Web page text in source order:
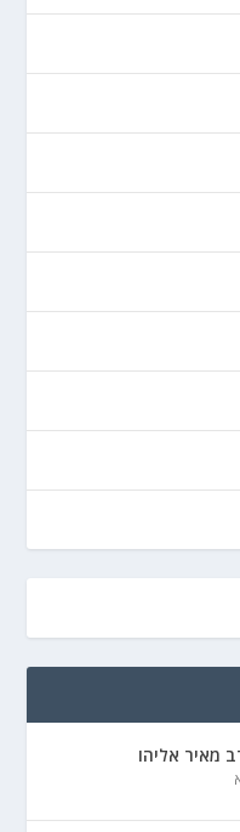
מאיר אליהו